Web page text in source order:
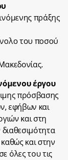
πράξης
του ποσού
έργου
πρόσβασης
εφήβων και
και στη
και στην
όλες του τις